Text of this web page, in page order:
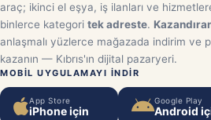
araç; ikinci el eşya, iş ilanları ve
binlerce kategori tek adreste.
anlaşmalı yüzlerce mağazada indirim ve
kazanın — Kıbrıs'ın dijital pazaryeri.
MOBIL UYGULAMAYI INDIR
App Store
iPhone için
Google Play
Android